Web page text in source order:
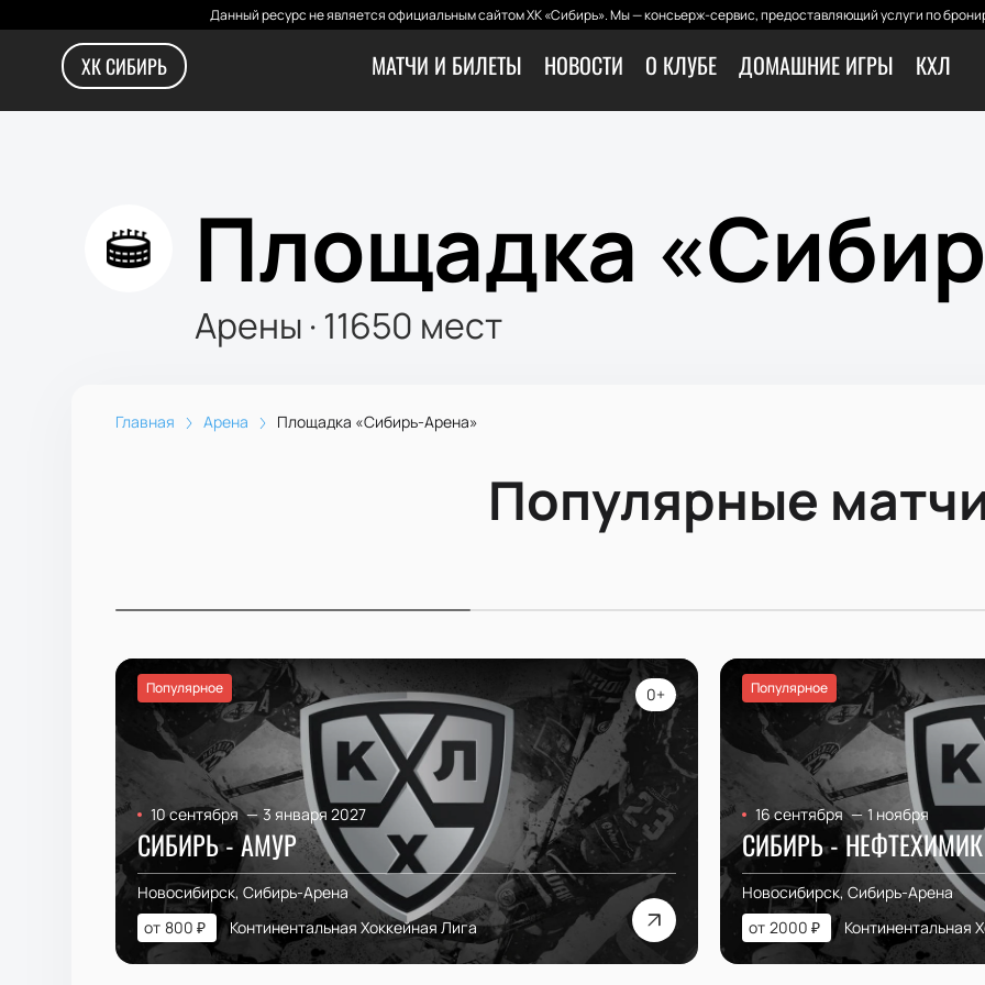
Данный ресурс не является официальным сайтом ХК «Сибирь». Мы — консьерж-сервис, предоставляющий услуги по
ХК СИБИРЬ МАТЧИ И БИЛЕТЫ НОВОСТИ О КЛУБЕ ДОМАШНИЕ ИГРЫ КХЛ
Площадка
Арены · 11650 мест
Главная Арена Площадка «Сибирь-Арена»
Популярные
Популярное 0+
10 сентября — 3 января 2027
СИБИРЬ - АМУР
Новосибирск, Сибирь-Арена
от 800 ₽ Континентальная Хоккейная Лига
Популярное
16 сентября — 1 ноября
СИБИРЬ - НЕФТЕХИМИК
Новосибирск, Сибирь-Арена
от 2000 ₽ Континентальная